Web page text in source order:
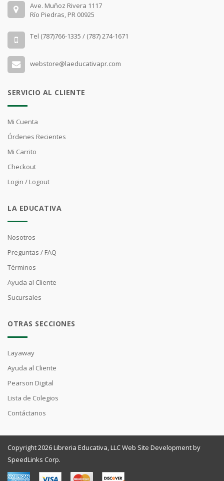
Ave. Muñoz Rivera 1117
Río Piedras, PR 00925
Tel (787)766-1335 / (787) 274-1671
webstore@laeducativapr.com
SERVICIO AL CLIENTE
Mi Cuenta
Órdenes Recientes
Mi Carrito
Checkout
Login / Logout
LA EDUCATIVA
Nosotros
Preguntas / FAQ
Términos
Ayuda al Cliente
Sucursales
OTRAS SECCIONES
Layaway
Ayuda al Cliente
Pearson Digital
Lista de Colegios
Contáctanos
Copyright 2026 Libreria Educativa, LLC Web Site Development by
SpeedLinks Corp.